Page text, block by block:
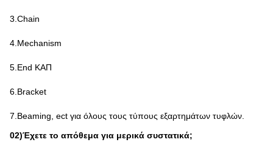
3.Chain
4.Mechanism
5.End ΚΑΠ
6.Bracket
7.Beaming, ect για όλους τους τύπους εξαρτημάτων τυφλών.
02)Έχετε το απόθεμα για μερικά συστατικά;